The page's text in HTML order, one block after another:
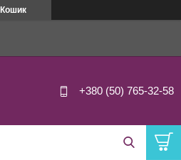
Кошик
+380 (50) 765-32-58